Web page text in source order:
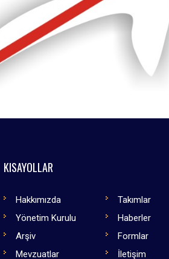
KISAYOLLAR
Hakkımızda
Takımlar
Yönetim Kurulu
Haberler
Arşiv
Formlar
Mevzuatlar
İletişim